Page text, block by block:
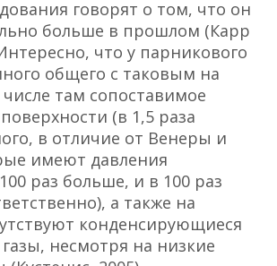
говорят о том, что он
больше в прошлом (Карр
что у парникового
общего с таковым на
там сопоставимое
(в 1,5 раза
в отличие от Венеры и
имеют давления
раз больше, и в 100 раз
а также на
конденсирующиеся
несмотря на низкие